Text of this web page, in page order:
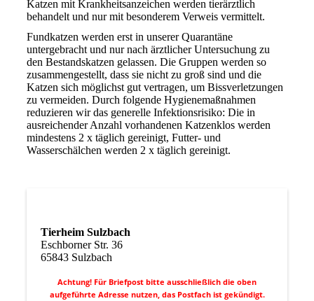
Katzen mit Krankheitsanzeichen werden tierärztlich
behandelt und nur mit besonderem Verweis vermittelt.
Fundkatzen werden erst in unserer Quarantäne
untergebracht und nur nach ärztlicher Untersuchung zu
den Bestandskatzen gelassen. Die Gruppen werden so
zusammengestellt, dass sie nicht zu groß sind und die
Katzen sich möglichst gut vertragen, um Bissverletzungen
zu vermeiden. Durch folgende Hygienemaßnahmen
reduzieren wir das generelle Infektionsrisiko: Die in
ausreichender Anzahl vorhandenen Katzenklos werden
mindestens 2 x täglich gereinigt, Futter- und
Wasserschälchen werden 2 x täglich gereinigt.
Tierheim Sulzbach
Eschborner Str. 36
65843 Sulzbach
Achtung! Für Briefpost bitte ausschließlich die oben
aufgeführte Adresse nutzen, das Postfach ist gekündigt.